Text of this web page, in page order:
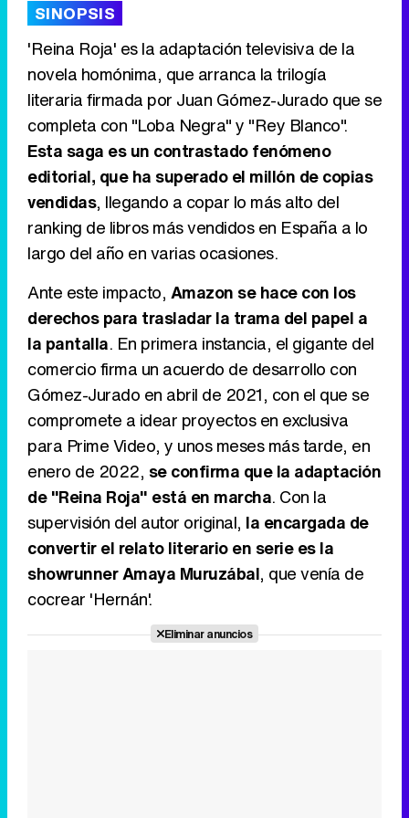
Tráiler de '33 días', la nueva serie de Atresplayer con Julián Villagrán y José Manuel Poga
Tráiler de la tercera temporada de 'The Walking Dead: Dead City' de AMC+
SINOPSIS
'Reina Roja' es la adaptación televisiva de la
novela homónima, que arranca la trilogía
literaria firmada por Juan Gómez-Jurado que se
completa con "Loba Negra" y "Rey Blanco".
Esta saga es un contrastado fenómeno
editorial, que ha superado el millón de copias
vendidas, llegando a copar lo más alto del
ranking de libros más vendidos en España a lo
largo del año en varias ocasiones.
Ante este impacto, Amazon se hace con los
derechos para trasladar la trama del papel a
la pantalla. En primera instancia, el gigante del
comercio firma un acuerdo de desarrollo con
Gómez-Jurado en abril de 2021, con el que se
compromete a idear proyectos en exclusiva
para Prime Video, y unos meses más tarde, en
enero de 2022, se confirma que la adaptación
de "Reina Roja" está en marcha. Con la
supervisión del autor original, la encargada de
convertir el relato literario en serie es la
showrunner Amaya Muruzábal, que venía de
cocrear 'Hernán'.
Eliminar anuncios